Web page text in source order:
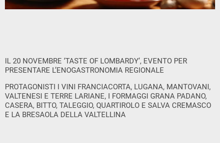
IL 20 NOVEMBRE ‘TASTE OF LOMBARDY’, EVENTO PER
PRESENTARE L’ENOGASTRONOMIA REGIONALE
PROTAGONISTI I VINI FRANCIACORTA, LUGANA, MANTOVANI,
VALTENESI E TERRE LARIANE, I FORMAGGI GRANA PADANO,
CASERA, BITTO, TALEGGIO, QUARTIROLO E SALVA CREMASCO
E LA BRESAOLA DELLA VALTELLINA